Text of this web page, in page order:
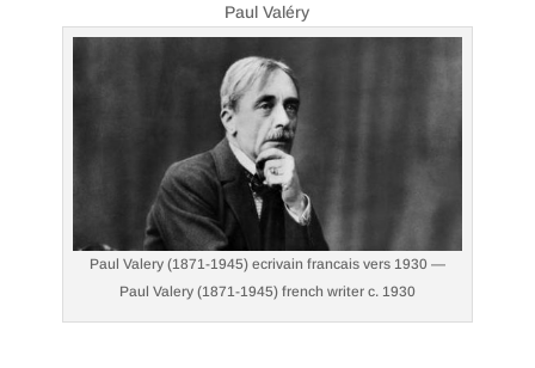
Paul Valéry
Paul Valery (1871-1945) ecrivain francais vers 1930 —
Paul Valery (1871-1945) french writer c. 1930